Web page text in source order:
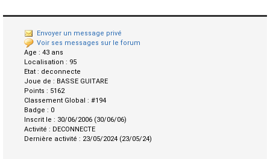
Envoyer un message privé
Voir ses messages sur le forum
Age : 43 ans
Localisation : 95
Etat : deconnecte
Joue de : BASSE GUITARE
Points : 5162
Classement Global : #194
Badge : 0
Inscrit le : 30/06/2006 (30/06/06)
Activité : DECONNECTE
Dernière activité : 23/05/2024 (23/05/24)